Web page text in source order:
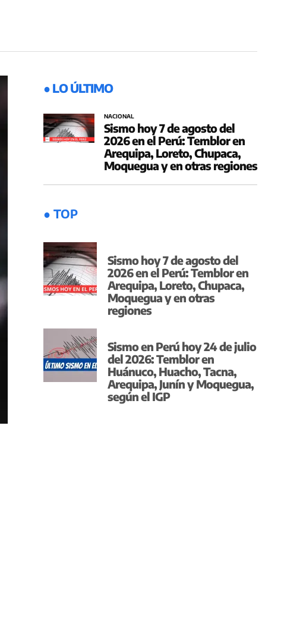
● LO ÚLTIMO
NACIONAL
Sismo hoy 7 de agosto del
2026 en el Perú: Temblor en
Arequipa, Loreto, Chupaca,
Moquegua y en otras regiones
● TOP
Sismo hoy 7 de agosto del
2026 en el Perú: Temblor en
Arequipa, Loreto, Chupaca,
Moquegua y en otras
regiones
Sismo en Perú hoy 24 de julio
del 2026: Temblor en
Huánuco, Huacho, Tacna,
Arequipa, Junín y Moquegua,
según el IGP